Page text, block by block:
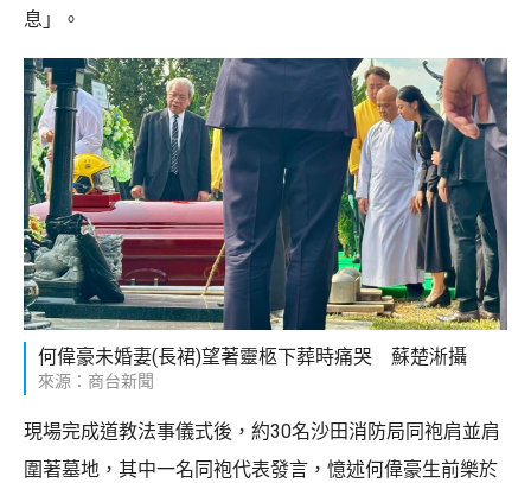
息」。
何偉豪未婚妻(長裙)望著靈柩下葬時痛哭 蘇楚淅攝
來源：商台新聞
現場完成道教法事儀式後，約30名沙田消防局同袍肩並肩
圍著墓地，其中一名同袍代表發言，憶述何偉豪生前樂於